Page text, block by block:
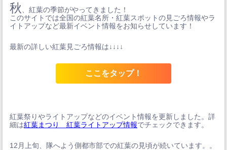
秋
、紅葉の季節がやってきました！
このサイトでは全国の紅葉名所・紅葉スポットの見ごろ情報やラ
イトアップなど最新イベント情報をお知らせしています！
最新の詳しい紅葉見ごろ情報は↓↓↓↓
ここをタップ！
紅葉祭りやライトアップなどのイベント情報を更新しました。詳
細は紅葉まつり 紅葉ライトアップ情報でチェックできます。
12月上旬、隊へよう側都市部での紅葉の見頃が続いています。。